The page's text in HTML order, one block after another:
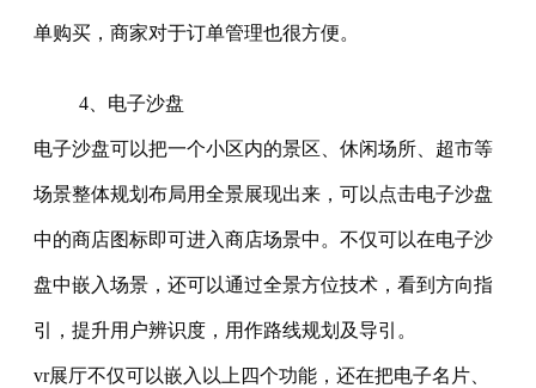
单购买，商家对于订单管理也很方便。
4、电子沙盘
电子沙盘可以把一个小区内的景区、休闲场所、超市等
场景整体规划布局用全景展现出来，可以点击电子沙盘
中的商店图标即可进入商店场景中。不仅可以在电子沙
盘中嵌入场景，还可以通过全景方位技术，看到方向指
引，提升用户辨识度，用作路线规划及导引。
vr展厅不仅可以嵌入以上四个功能，还在把电子名片、